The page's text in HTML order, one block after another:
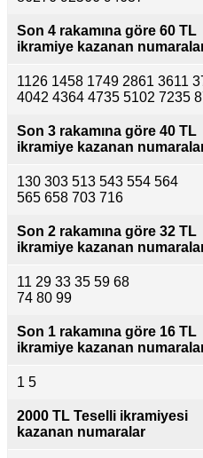
Son 4 rakamına göre 60 TL
ikramiye kazanan
1126 1458 1749 2861 3611
4042 4364 4735 5102 7235
Son 3 rakamına göre 40 TL
ikramiye kazanan
130 303 513 543 554 564
565 658 703 716
Son 2 rakamına göre 32 TL
ikramiye kazanan
11 29 33 35 59 68
74 80 99
Son 1 rakamına göre 16 TL
ikramiye kazanan
1 5
2000 TL Teselli ikramiyesi
kazanan numaralar